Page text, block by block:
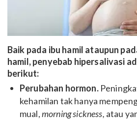
Baik pada ibu hamil ataupun
hamil, penyebab hipersalivasi
berikut:
Perubahan hormon.
kehamilan tak hanya
mual,morning sickness, atau